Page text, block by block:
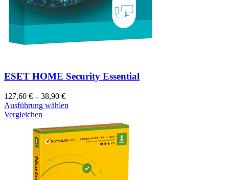
ESET HOME Security Essential
127,60 € – 38,90 €
Ausführung wählen
Vergleichen